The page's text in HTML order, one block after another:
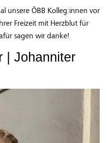
unsere ÖBB Kolleg:innen vor
Freizeit mit Herzblut für
sagen wir danke!
| Johanniter